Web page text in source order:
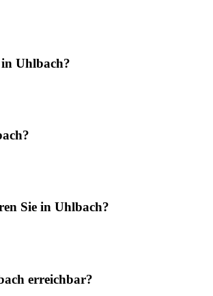
Uhlbach?
Sie in Uhlbach?
erreichbar?